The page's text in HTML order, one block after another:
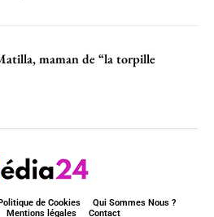
maman de “la torpille
Politique de Cookies
Qui Sommes Nous ?
Mentions légales Contact